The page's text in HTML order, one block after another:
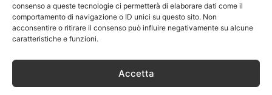
consenso a queste tecnologie ci permetterà di elaborare dati come il
comportamento di navigazione o ID unici su questo sito. Non
acconsentire o ritirare il consenso può influire negativamente su alcune
caratteristiche e funzioni.
Accetta